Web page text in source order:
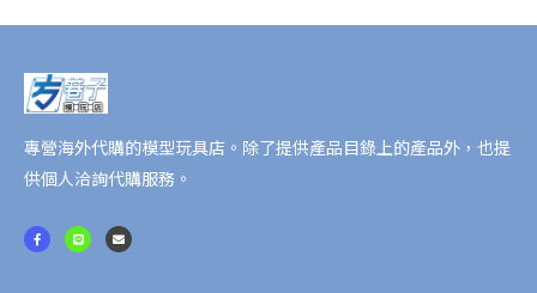
原
擊
組
件
量
專營海外代購的模型玩具店。除了提供產品目錄上的產品外，也提
供個人洽詢代購服務。
F
a
c
L
i
n
E
n
v